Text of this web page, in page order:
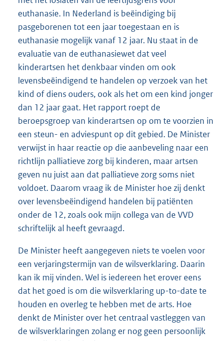
euthanasie. In Nederland is beëindiging bij
pasgeborenen tot een jaar toegestaan en is
euthanasie mogelijk vanaf 12 jaar. Nu staat in de
evaluatie van de euthanasiewet dat veel
kinderartsen het denkbaar vinden om ook
levensbeëindigend te handelen op verzoek van het
kind of diens ouders, ook als het om een kind jonger
dan 12 jaar gaat. Het rapport roept de
beroepsgroep van kinderartsen op om te voorzien in
een steun- en adviespunt op dit gebied. De Minister
verwijst in haar reactie op die aanbeveling naar een
richtlijn palliatieve zorg bij kinderen, maar artsen
geven nu juist aan dat palliatieve zorg soms niet
voldoet. Daarom vraag ik de Minister hoe zij denkt
over levensbeëindigend handelen bij patiënten
onder de 12, zoals ook mijn collega van de VVD
schriftelijk al heeft gevraagd.
De Minister heeft aangegeven niets te voelen voor
een verjaringstermijn van de wilsverklaring. Daarin
kan ik mij vinden. Wel is iedereen het erover eens
dat het goed is om die wilsverklaring up-to-date te
houden en overleg te hebben met de arts. Hoe
denkt de Minister over het centraal vastleggen van
de wilsverklaringen zolang er nog geen persoonlijk